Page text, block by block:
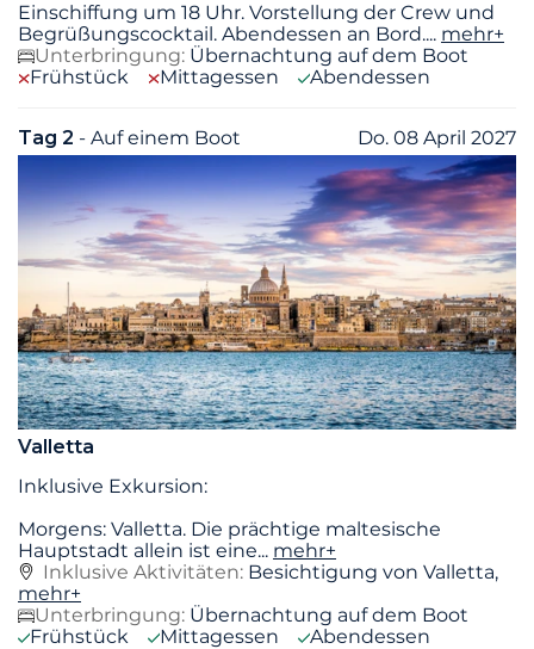
Einschiffung um 18 Uhr. Vorstellung der Crew und
Begrüßungscocktail. Abendessen an Bord.... mehr+
Unterbringung: Übernachtung auf dem Boot
Frühstück
Mittagessen Abendessen
Tag 2 - Auf einem Boot Do. 08 April 2027
Valletta
Inklusive Exkursion:
Morgens: Valletta. Die prächtige maltesische
Hauptstadt allein ist eine... mehr+
Inklusive Aktivitäten: Besichtigung von Valletta,
mehr+
Unterbringung: Übernachtung auf dem Boot
Frühstück
Mittagessen Abendessen